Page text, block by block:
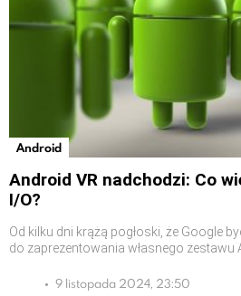
Android
Android VR nadchodzi: Co
I/O?
Od kilku dni krążą pogłoski, że Google
do zaprezentowania własnego zestawu
9 listopada 2024, 23:50